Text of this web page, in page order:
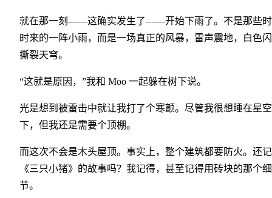
就在那一刻——这确实发生了——开始下雨了。不是那些
时来的一阵小雨，而是一场真正的风暴，雷声震地，白色
撕裂天穹。
“这就是原因，”我和 Moo 一起躲在树下说。
光是想到被雷击中就让我打了个寒颤。尽管我很想睡在星空
下，但我还是需要个顶棚。
而这次不会是木头屋顶。事实上，整个建筑都要防火。还
《三只小猪》的故事吗？我记得，甚至记得用砖块的那个细
节。